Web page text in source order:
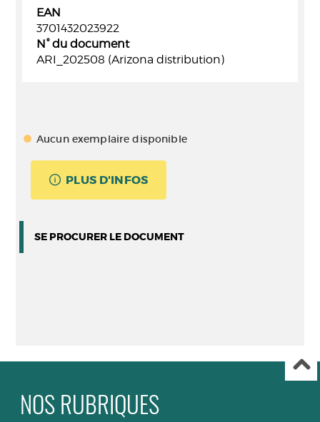
EAN
3701432023922
N° du document
ARI_202508 (Arizona distribution)
Aucun exemplaire disponible
PLUS D'INFOS
SE PROCURER LE DOCUMENT
NOS RUBRIQUES